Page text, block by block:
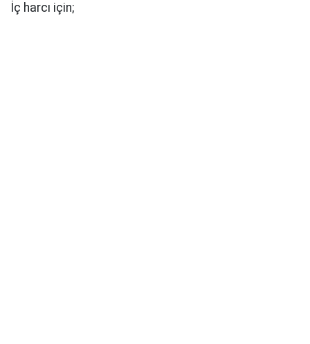
İç harcı için;